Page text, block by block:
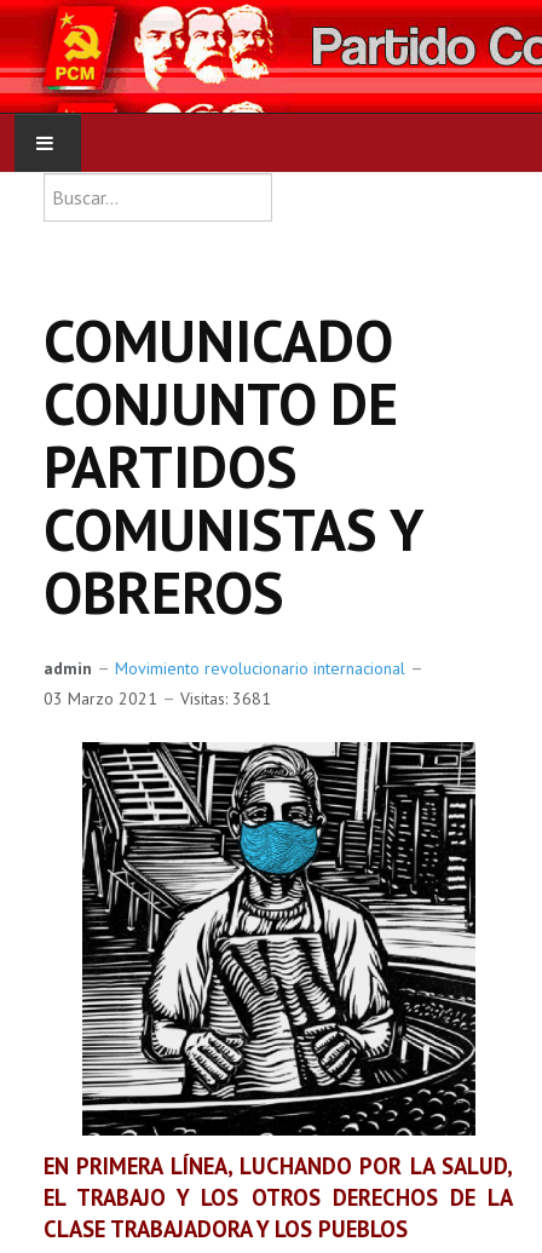
INICIO
NOTICIAS
DOCUMENTOS
Buscar
COMUNICADO
CONJUNTO DE
PARTIDOS
COMUNISTAS Y
OBREROS
admin
Movimiento revolucionario internacional
03 Marzo 2021
Visitas: 3681
EN PRIMERA LÍNEA, LUCHANDO POR LA SALUD,
EL TRABAJO Y LOS OTROS DERECHOS DE LA
CLASE TRABAJADORA Y LOS PUEBLOS